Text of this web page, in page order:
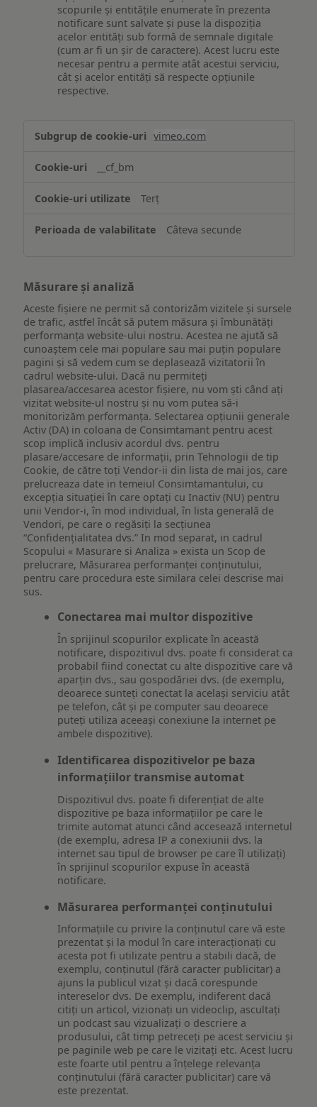
scopurile și entitățile enumerate în prezenta
notificare sunt salvate și puse la dispoziția
acelor entități sub formă de semnale digitale
(cum ar fi un șir de caractere). Acest lucru este
necesar pentru a permite atât acestui serviciu,
cât și acelor entități să respecte opțiunile
respective.
Asigurarea
funcționalităților
website-
ului
vimeo.com
__cf_bm
Terț
Câteva secunde
Măsurare și analiză
Aceste fișiere ne permit să contorizăm vizitele și sursele
de trafic, astfel încât să putem măsura și îmbunătăți
performanța website-ului nostru. Acestea ne ajută să
cunoaștem cele mai populare sau mai puțin populare
pagini și să vedem cum se deplasează vizitatorii în
cadrul website-ului. Dacă nu permiteți
plasarea/accesarea acestor fișiere, nu vom ști când ați
vizitat website-ul nostru și nu vom putea să-i
monitorizăm performanța. Selectarea opțiunii generale
Activ (DA) in coloana de Consimtamant pentru acest
scop implică inclusiv acordul dvs. pentru
plasare/accesare de informații, prin Tehnologii de tip
Cookie, de către toți Vendor-ii din lista de mai jos, care
prelucreaza date in temeiul Consimtamantului, cu
excepția situației în care optați cu Inactiv (NU) pentru
unii Vendor-i, în mod individual, în lista generală de
Vendori, pe care o regăsiți la secțiunea
“Confidențialitatea dvs.” In mod separat, in cadrul
Scopului « Masurare si Analiza » exista un Scop de
prelucrare, Măsurarea performanței conținutului,
pentru care procedura este similara celei descrise mai
sus.
Conectarea mai multor dispozitive
În sprijinul scopurilor explicate în această
notificare, dispozitivul dvs. poate fi considerat ca
probabil fiind conectat cu alte dispozitive care vă
aparțin dvs., sau gospodăriei dvs. (de exemplu,
deoarece sunteți conectat la același serviciu atât
pe telefon, cât și pe computer sau deoarece
puteți utiliza aceeași conexiune la internet pe
ambele dispozitive).
Identificarea dispozitivelor pe baza
informațiilor transmise automat
Dispozitivul dvs. poate fi diferențiat de alte
dispozitive pe baza informațiilor pe care le
trimite automat atunci când accesează internetul
(de exemplu, adresa IP a conexiunii dvs. la
internet sau tipul de browser pe care îl utilizați)
în sprijinul scopurilor expuse în această
notificare.
Măsurarea performanței conținutului
Informațiile cu privire la conținutul care vă este
prezentat și la modul în care interacționați cu
acesta pot fi utilizate pentru a stabili dacă, de
exemplu, conținutul (fără caracter publicitar) a
ajuns la publicul vizat și dacă corespunde
intereselor dvs. De exemplu, indiferent dacă
citiți un articol, vizionați un videoclip, ascultați
un podcast sau vizualizați o descriere a
produsului, cât timp petreceți pe acest serviciu și
pe paginile web pe care le vizitați etc. Acest lucru
este foarte util pentru a înțelege relevanța
conținutului (fără caracter publicitar) care vă
este prezentat.